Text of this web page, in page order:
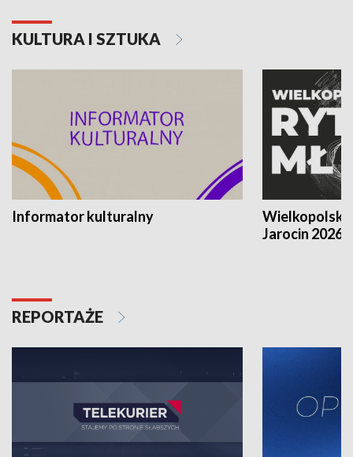
KULTURA I SZTUKA
Informator kulturalny
Jarocin 2026
REPORTAŻE